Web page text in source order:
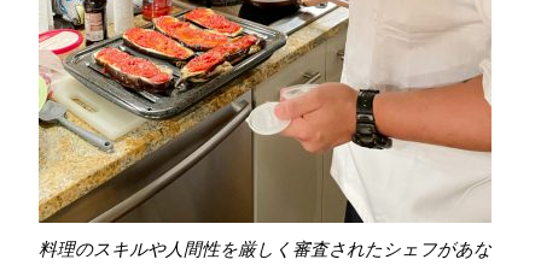
料理のスキルや人間性を厳しく審査されたシェフがあな